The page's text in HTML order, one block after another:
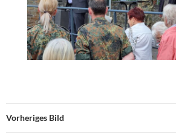
Vorheriges Bild